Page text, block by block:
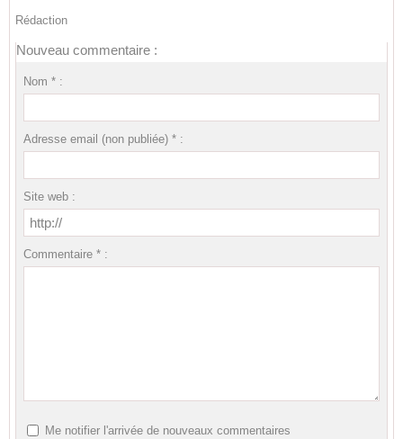
Rédaction
Nouveau commentaire :
Nom * :
Adresse email (non publiée) * :
Site web :
Commentaire * :
Me notifier l'arrivée de nouveaux commentaires